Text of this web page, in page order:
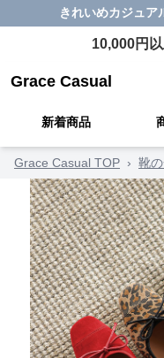
きれいめカジュア
10,000円
Grace Casual
新着商品
Grace Casual TOP › 靴